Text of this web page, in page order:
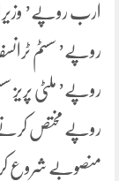
روپے مختص کرنے